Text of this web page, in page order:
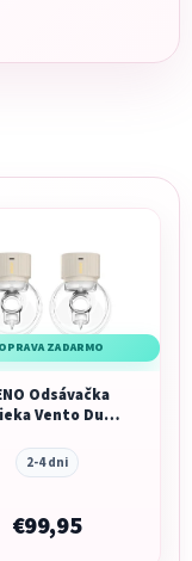
ZADARMO
Odsávačka
Vento Duo
free mušľová 3-
fázová, USB-C
2-4 dni
€99,95